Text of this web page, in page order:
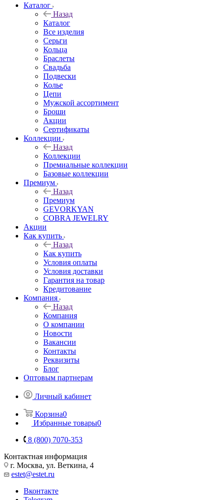
Каталог
Назад
Каталог
Все изделия
Серьги
Кольца
Браслеты
Свадьба
Подвески
Колье
Цепи
Мужской ассортимент
Броши
Акции
Сертификаты
Коллекции
Назад
Коллекции
Премиальные коллекции
Базовые коллекции
Премиум
Назад
Премиум
GEVORKYAN
COBRA JEWELRY
Акции
Как купить
Назад
Как купить
Условия оплаты
Условия доставки
Гарантия на товар
Кредитование
Компания
Назад
Компания
О компании
Новости
Вакансии
Контакты
Реквизиты
Блог
Оптовым партнерам
Личный кабинет
Корзина0
Избранные товары0
8 (800) 7070-353
Контактная информация
г. Москва, ул. Веткина, 4
estet@estet.ru
Вконтакте